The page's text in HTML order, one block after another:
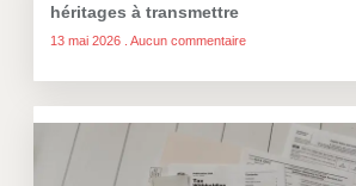
héritages à transmettre
13 mai 2026 Aucun commentaire